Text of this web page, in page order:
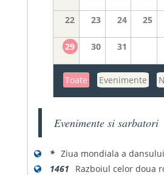
22 23 24 25
29 30 31
Toate Evenimente
Evenimente si sarbatori
* Ziua mondiala a
1461
Razboiul celor doua